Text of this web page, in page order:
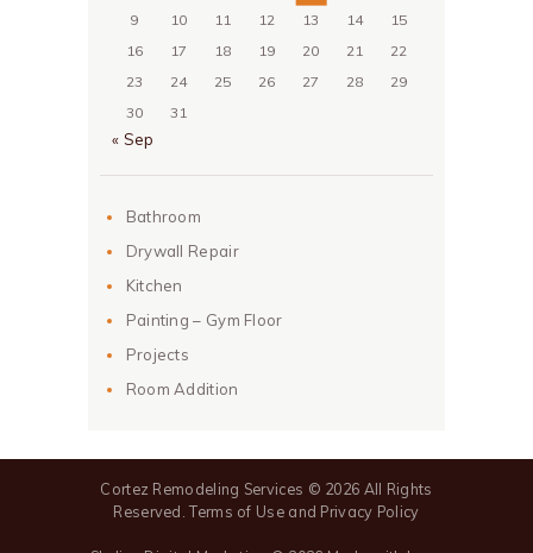
9
10 11 12 13 14
15
16
17 18 19 20 21
22
23
24 25 26 27 28
29
30
31
« Sep
Bathroom
Drywall Repair
Kitchen
Painting – Gym Floor
Projects
Room Addition
Cortez Remodeling Services © 2026 All Rights
Reserved.Terms of Useand Privacy Policy